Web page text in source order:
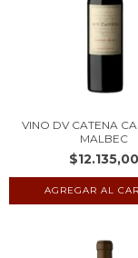
VINO DV CATENA
MALBEC
$12.135,00